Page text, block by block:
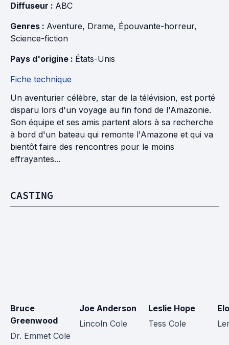
Diffuseur : ABC
Genres : Aventure, Drame, Épouvante-horreur,
Science-fiction
Pays d'origine : États-Unis
Fiche technique
Un aventurier célèbre, star de la télévision, est porté
disparu lors d'un voyage au fin fond de l'Amazonie.
Son équipe et ses amis partent alors à sa recherche
à bord d'un bateau qui remonte l'Amazone et qui va
bientôt faire des rencontres pour le moins
effrayantes...
CASTING
Bruce
Greenwood
Dr. Emmet Cole
Joe Anderson
Lincoln Cole
Leslie Hope
Tess Cole